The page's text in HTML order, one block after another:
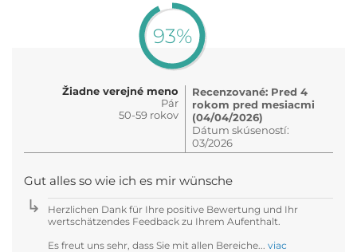
93%
Žiadne verejné meno
Pár
50-59 rokov
Recenzované: Pred 4
rokom pred mesiacmi
(04/04/2026)
Dátum skúseností:
03/2026
Gut alles so wie ich es mir wünsche
Herzlichen Dank für Ihre positive Bewertung und Ihr
wertschätzendes Feedback zu Ihrem Aufenthalt.
Es freut uns sehr, dass Sie mit allen Bereiche... viac